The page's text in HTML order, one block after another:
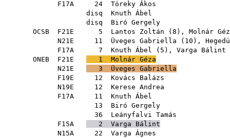
F17A 24
Töreky Ákos
disq
Knuth Ábel
disq
Biró Gergely
OCSB F21E 5 Lantos Zoltán ( 8 ), Molnár
N21E 11 Üveges Gabriella ( 10 ),
F17A 7 Knuth Ábel ( 5 ), Varga Bálint
ONEB F21E 1
Molnár Géza
N21E
3
Üveges Gabriella
F19E 12
Kovács Balázs
N19E 12
Kerese Andrea
F17A 11
Knuth Ábel
13
Biró Gergely
36
Leányfalvi Tamás
F15A
2
Varga Bálint
N15A 22
Varga Ágnes